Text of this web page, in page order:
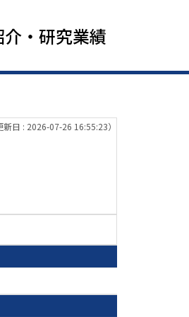
・研究業績
新日 : 2026-07-26 16:55:23）